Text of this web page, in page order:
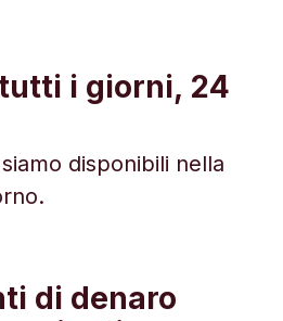
i giorni, 24
disponibili nella
di denaro